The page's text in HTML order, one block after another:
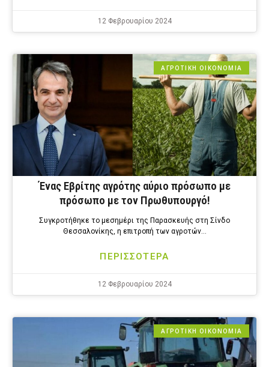
12 Φεβρουαρίου 2024
ΑΓΡΟΤΙΚΗ ΟΙΚΟΝΟΜΙΑ
Ένας Εβρίτης αγρότης αύριο πρόσωπο με
πρόσωπο με τον Πρωθυπουργό!
Συγκροτήθηκε το μεσημέρι της Παρασκευής στη Σίνδο
Θεσσαλονίκης, η επιτροπή των αγροτών…
ΠΕΡΙΣΣΟΤΕΡΑ
12 Φεβρουαρίου 2024
ΑΓΡΟΤΙΚΗ ΟΙΚΟΝΟΜΙΑ